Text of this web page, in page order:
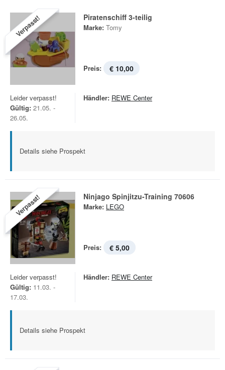
Verpasst! Piratenschiff 3-teilig
Marke: Tomy
Preis: € 10,00
Leider verpasst!
Gültig: 21.05. -
26.05.
Händler: REWE Center
Details siehe Prospekt
Verpasst! Ninjago Spinjitzu-Training 70606
Marke: LEGO
Preis: € 5,00
Leider verpasst!
Gültig: 11.03. -
17.03.
Händler: REWE Center
Details siehe Prospekt